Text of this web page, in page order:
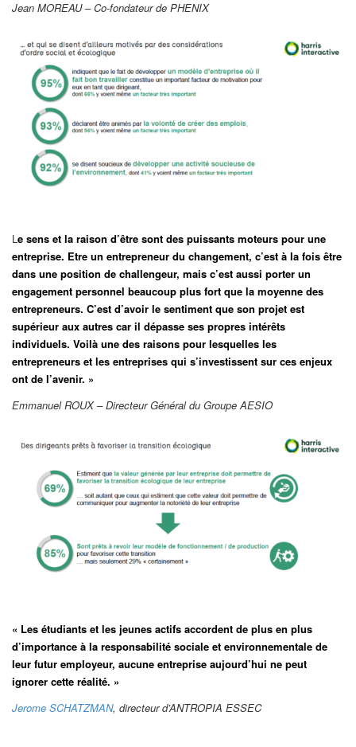
Jean MOREAU – Co-fondateur de PHENIX
L e sens et la raison d’être sont des puissants moteurs pour une
entreprise. Etre un entrepreneur du changement, c’est à la fois être
dans une position de challengeur, mais c’est aussi porter un
engagement personnel beaucoup plus fort que la moyenne des
entrepreneurs. C’est d’avoir le sentiment que son projet est
supérieur aux autres car il dépasse ses propres intérêts
individuels. Voilà une des raisons pour lesquelles les
entrepreneurs et les entreprises qui s’investissent sur ces enjeux
ont de l’avenir. »
Emmanuel ROUX – Directeur Général du Groupe AESIO
« Les étudiants et les jeunes actifs accordent de plus en plus
d’importance à la responsabilité sociale et environnementale de
leur futur employeur, aucune entreprise aujourd’hui ne peut
ignorer cette réalité. »
Jerome SCHATZMAN, directeur d’ANTROPIA ESSEC